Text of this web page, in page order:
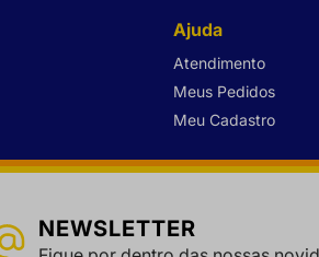
Ajuda
Atendimento
Meus Pedidos
Meu Cadastro
NEWSLETTER